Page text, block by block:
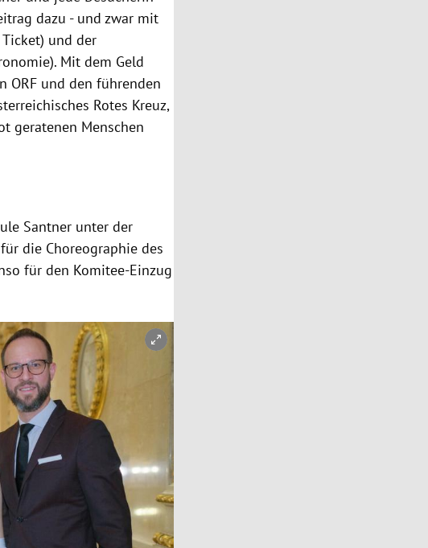
dazu - und zwar mit
und der
Mit dem Geld
ORF und den führenden
Rotes Kreuz,
geratenen Menschen
Santner unter der
für die Choreographie des
für den Komitee-Einzug